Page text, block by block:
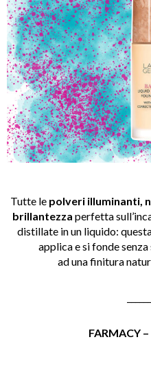
Tutte le polveri illuminanti,
brillantezza perfetta
distillate in un liquido:
applica e si fonde
ad una finitura
FARMACY